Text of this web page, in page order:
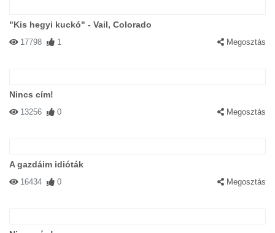
"Kis hegyi kuckó" - Vail, Colorado
17798 1 Megosztás
Nincs cím!
13256 0 Megosztás
A gazdáim idióták
16434 0 Megosztás